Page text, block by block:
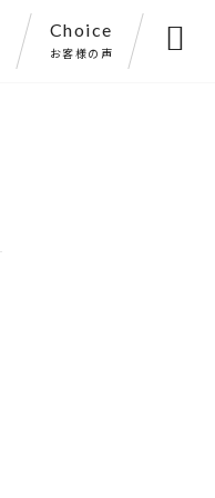
Choice
お客様の声 